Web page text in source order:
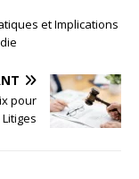
et Implications
pour